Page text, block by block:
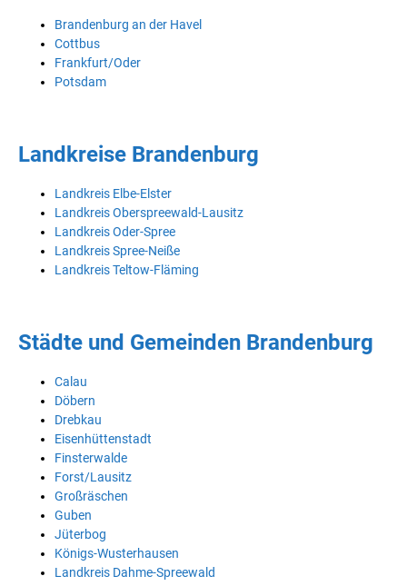
Brandenburg an der Havel
Cottbus
Frankfurt/Oder
Potsdam
Landkreise Brandenburg
Landkreis Elbe-Elster
Landkreis Oberspreewald-Lausitz
Landkreis Oder-Spree
Landkreis Spree-Neiße
Landkreis Teltow-Fläming
Städte und Gemeinden Brandenburg
Calau
Döbern
Drebkau
Eisenhüttenstadt
Finsterwalde
Forst/Lausitz
Großräschen
Guben
Jüterbog
Königs-Wusterhausen
Landkreis Dahme-Spreewald